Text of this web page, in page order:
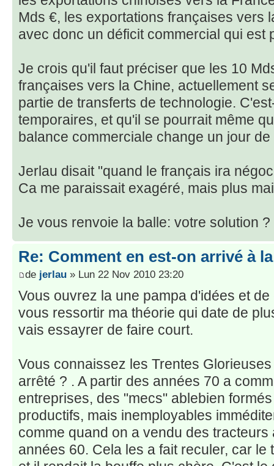
Mds €, les exportations françaises vers
avec donc un déficit commercial qui est
Je crois qu'il faut préciser que les 10
françaises vers la Chine, actuellement
partie de transferts de technologie.
temporaires, et qu'il se pourrait même
balance commerciale change un jour de
Jerlau disait "quand le français ira
Ca me paraissait exagéré, mais plus
Je vous renvoie la balle: votre solution ?
Re: Comment en est-on arrivé à
de jerlau » Lun 22 Nov 2010 23:20
Vous ouvrez la une pampa d'idées et
vous ressortir ma théorie qui date de
vais essayrer de faire court.
Vous connaissez les Trentes
arrêté ? . A partir des années 70 a
entreprises, des "mecs" ablebien
productifs, mais inemployables
comme quand on a vendu des
années 60. Cela les a fait reculer, car le